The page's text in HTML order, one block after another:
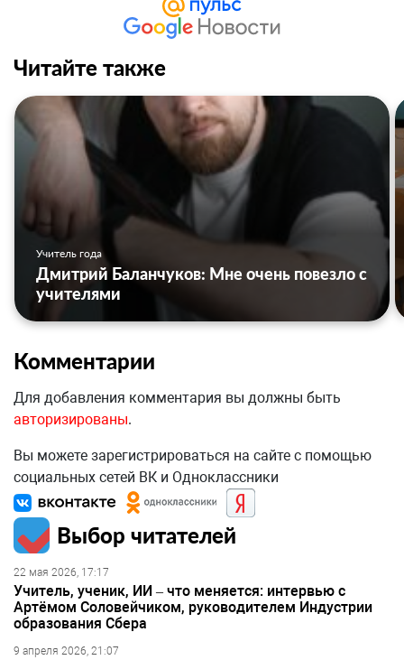
Читайте также
Учитель года
Дмитрий Баланчуков: Мне очень повезло с
учителями
Комментарии
Для добавления комментария вы должны быть
авторизированы.
Вы можете зарегистрироваться на сайте с помощью
социальных сетей ВК и Одноклассники
Выбор читателей
22 мая 2026, 17:17
Учитель, ученик, ИИ – что меняется: интервью с
Артёмом Соловейчиком, руководителем Индустрии
образования Сбера
9 апреля 2026, 21:07